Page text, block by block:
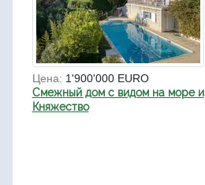
Цена: 1'900'000 EURO
Смежный дом с видом на море и
Княжество